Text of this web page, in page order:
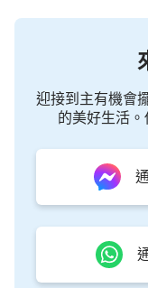
類的工作，之後
是審判某一類人
義，例如人抵擋
世的征服工作。
話，就是以往人
工作，現在道成
座前的審判。今
類的神，這個肉
迎接到主有機會
的美好生活